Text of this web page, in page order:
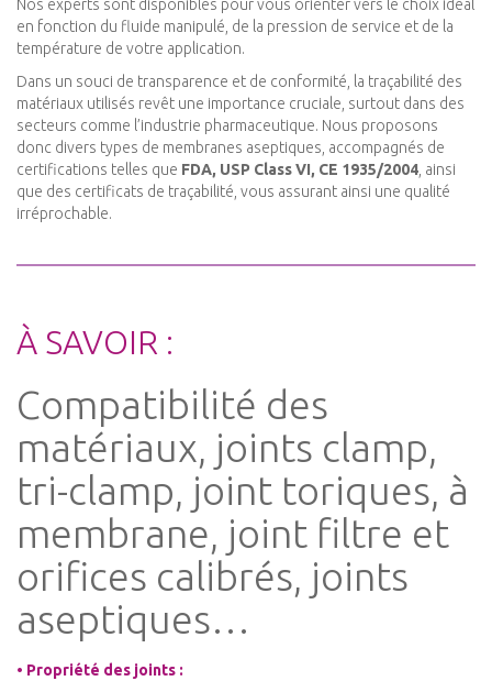
Nos experts sont disponibles pour vous orienter vers le choix idéal
en fonction du fluide manipulé, de la pression de service et de la
température de votre application.
Dans un souci de transparence et de conformité, la traçabilité des
matériaux utilisés revêt une importance cruciale, surtout dans des
secteurs comme l’industrie pharmaceutique. Nous proposons
donc divers types de membranes aseptiques, accompagnés de
certifications telles que FDA, USP Class VI, CE 1935/2004 , ainsi
que des certificats de traçabilité, vous assurant ainsi une qualité
irréprochable.
À SAVOIR :
Compatibilité des
matériaux, joints clamp,
tri-clamp, joint toriques, à
membrane, joint filtre et
orifices calibrés, joints
aseptiques…
• Propriété des joints :